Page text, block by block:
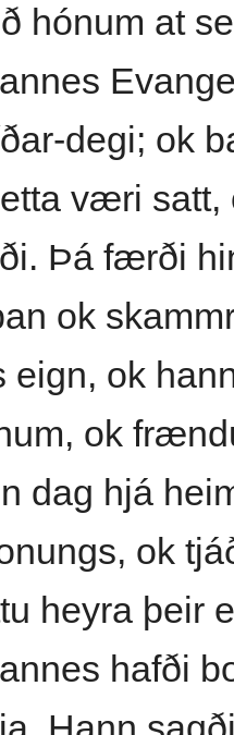
hónum at
degi; ok
væri satt,
Þá færði
ok
eign, ok
ok
dag hjá
ok
heyra þeir
hafði